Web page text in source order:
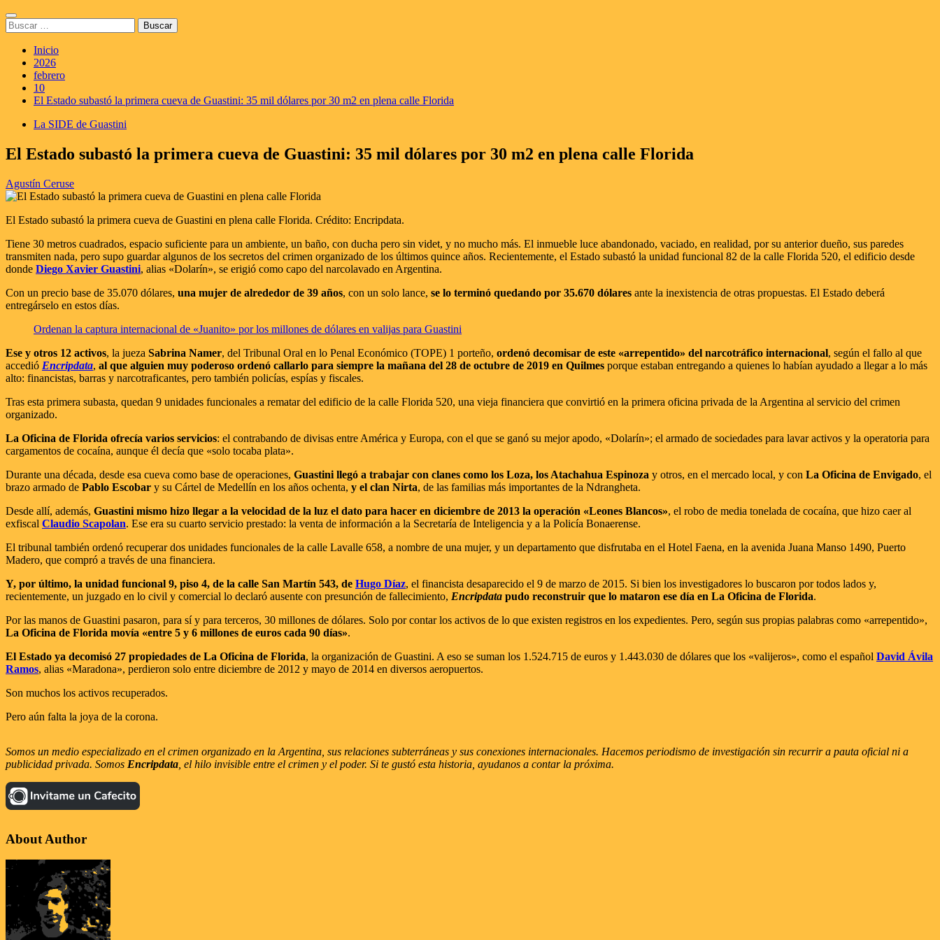
Saltar
al
contenido
Menú
principal
Buscar:
Inicio
2026
febrero
10
El Estado subastó la primera cueva de Guastini: 35 mil dólares por 30 m2 en plena calle Florida
La SIDE de Guastini
El Estado subastó la primera cueva de Guastini: 35 mil dólares por 30 m2 en plena calle Florida
Agustín Ceruse
El Estado subastó la primera cueva de Guastini en plena calle Florida. Crédito: Encripdata.
Tiene 30 metros cuadrados, espacio suficiente para un ambiente, un baño, con ducha pero sin videt, y no mucho más. El inmueble luce abandonado, vaciado, en realidad, por su anterior dueño, sus paredes
transmiten nada, pero supo guardar algunos de los secretos del crimen organizado de los últimos quince años. Recientemente, el Estado subastó la unidad funcional 82 de la calle Florida 520, el edificio desde
donde Diego Xavier Guastini, alias «Dolarín», se erigió como capo del narcolavado en Argentina.
Con un precio base de 35.070 dólares, una mujer de alrededor de 39 años, con un solo lance, se lo terminó quedando por 35.670 dólares ante la inexistencia de otras propuestas. El Estado deberá
entregárselo en estos días.
Ordenan la captura internacional de «Juanito» por los millones de dólares en valijas para Guastini
Ese y otros 12 activos, la jueza Sabrina Namer, del Tribunal Oral en lo Penal Económico (TOPE) 1 porteño, ordenó decomisar de este «arrepentido» del narcotráfico internacional, según el fallo al que
accedió Encripdata, al que alguien muy poderoso ordenó callarlo para siempre la mañana del 28 de octubre de 2019 en Quilmes porque estaban entregando a quienes lo habían ayudado a llegar a lo más
alto: financistas, barras y narcotraficantes, pero también policías, espías y fiscales.
Tras esta primera subasta, quedan 9 unidades funcionales a rematar del edificio de la calle Florida 520, una vieja financiera que convirtió en la primera oficina privada de la Argentina al servicio del crimen
organizado.
La Oficina de Florida ofrecía varios servicios: el contrabando de divisas entre América y Europa, con el que se ganó su mejor apodo, «Dolarín»; el armado de sociedades para lavar activos y la operatoria para
cargamentos de cocaína, aunque él decía que «solo tocaba plata».
Durante una década, desde esa cueva como base de operaciones, Guastini llegó a trabajar con clanes como los Loza, los Atachahua Espinoza y otros, en el mercado local, y con La Oficina de Envigado, el
brazo armado de Pablo Escobar y su Cártel de Medellín en los años ochenta, y el clan Nirta, de las familias más importantes de la Ndrangheta.
Desde allí, además, Guastini mismo hizo llegar a la velocidad de la luz el dato para hacer en diciembre de 2013 la operación «Leones Blancos», el robo de media tonelada de cocaína, que hizo caer al
exfiscal Claudio Scapolan. Ese era su cuarto servicio prestado: la venta de información a la Secretaría de Inteligencia y a la Policía Bonaerense.
El tribunal también ordenó recuperar dos unidades funcionales de la calle Lavalle 658, a nombre de una mujer, y un departamento que disfrutaba en el Hotel Faena, en la avenida Juana Manso 1490, Puerto
Madero, que compró a través de una financiera.
Y, por último, la unidad funcional 9, piso 4, de la calle San Martín 543, de Hugo Díaz, el financista desaparecido el 9 de marzo de 2015. Si bien los investigadores lo buscaron por todos lados y,
recientemente, un juzgado en lo civil y comercial lo declaró ausente con presunción de fallecimiento, Encripdata pudo reconstruir que lo mataron ese día en La Oficina de Florida.
Por las manos de Guastini pasaron, para sí y para terceros, 30 millones de dólares. Solo por contar los activos de lo que existen registros en los expedientes. Pero, según sus propias palabras como «arrepentido»,
La Oficina de Florida movía «entre 5 y 6 millones de euros cada 90 días».
El Estado ya decomisó 27 propiedades de La Oficina de Florida, la organización de Guastini. A eso se suman los 1.524.715 de euros y 1.443.030 de dólares que los «valijeros», como el español David Ávila
Ramos, alias «Maradona», perdieron solo entre diciembre de 2012 y mayo de 2014 en diversos aeropuertos.
Son muchos los activos recuperados.
Pero aún falta la joya de la corona.
Somos un medio especializado en el crimen organizado en la Argentina, sus relaciones subterráneas y sus conexiones internacionales. Hacemos periodismo de investigación sin recurrir a pauta oficial ni a
publicidad privada. Somos Encripdata , el hilo invisible entre el crimen y el poder. Si te gustó esta historia, ayudanos a contar la próxima.
About Author